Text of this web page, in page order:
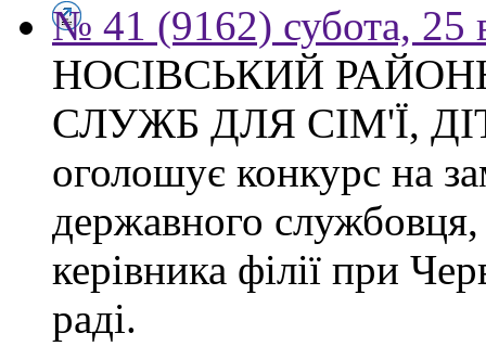
№ 41 (9162) субота, 25
НОСІВСЬКИЙ
СЛУЖБ ДЛЯ СІМ'Ї,
оголошує конкурс на
державного службовця,
керівника філії при
раді.